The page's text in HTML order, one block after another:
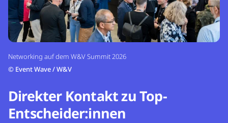
Networking auf dem W&V Summit 2026
© Event Wave / W&V
Direkter Kontakt zu Top-
Entscheider:innen